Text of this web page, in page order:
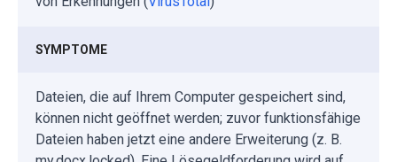
SYMPTOME
Dateien, die auf Ihrem Computer gespeichert sind,
können nicht geöffnet werden; zuvor funktionsfähige
Dateien haben jetzt eine andere Erweiterung (z. B.